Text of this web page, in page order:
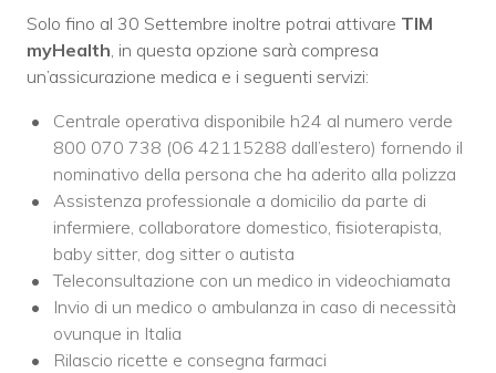
Solo fino al 30 Settembre inoltre potrai attivare TIM
myHealth , in questa opzione sarà compresa
un’assicurazione medica e i seguenti servizi:
Centrale operativa disponibile h24 al numero verde
800 070 738 (06 42115288 dall’estero) fornendo il
nominativo della persona che ha aderito alla polizza
Assistenza professionale a domicilio da parte di
infermiere, collaboratore domestico, fisioterapista,
baby sitter, dog sitter o autista
Teleconsultazione con un medico in videochiamata
Invio di un medico o ambulanza in caso di necessità
ovunque in Italia
Rilascio ricette e consegna farmaci